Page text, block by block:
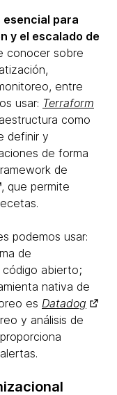
esencial para
y el escalado de
conocer sobre
entre
usar: Terraform
como
definir y
de forma
de
, que permite
podemos usar:
de
abierto;
nativa de
es Datadog
y análisis de